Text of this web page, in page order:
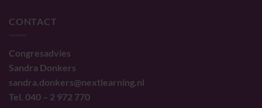
CONTACT
Congresadvies
Sandra Donkers
sandra.donkers@nextlearning.nl
Tel. 040 – 2 972 770